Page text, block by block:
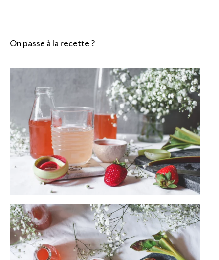
On passe à la recette ?